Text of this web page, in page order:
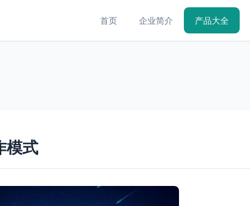
首页 企业简介 产品大全
模式